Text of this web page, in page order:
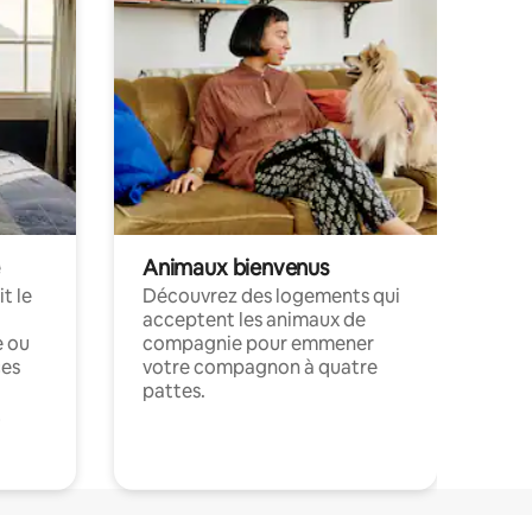
le
ou
Animaux bienvenus
Découvrez des logements qui
acceptent les animaux de
compagnie pour emmener
votre compagnon à quatre
pattes.